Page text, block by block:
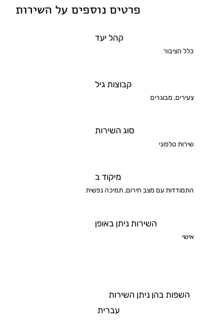
קהל יעד
כלל הציבור
קבוצות גיל
צעירים, מבוגרים
סוג השירות
שירות טלפוני
מיקוד ב
התמודדות עם מצב חירום, תמיכה נפשית
השירות ניתן באופן
אישי
פרטים נוספים על השירות
השפות בהן ניתן השירות
עברית